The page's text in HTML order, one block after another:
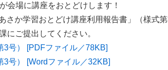
会場に講座をおとどけします！
さか学習おとどけ講座利用報告書」（様式
にご提出してください。
3号） [PDFファイル／78KB]
3号） [Wordファイル／32KB]